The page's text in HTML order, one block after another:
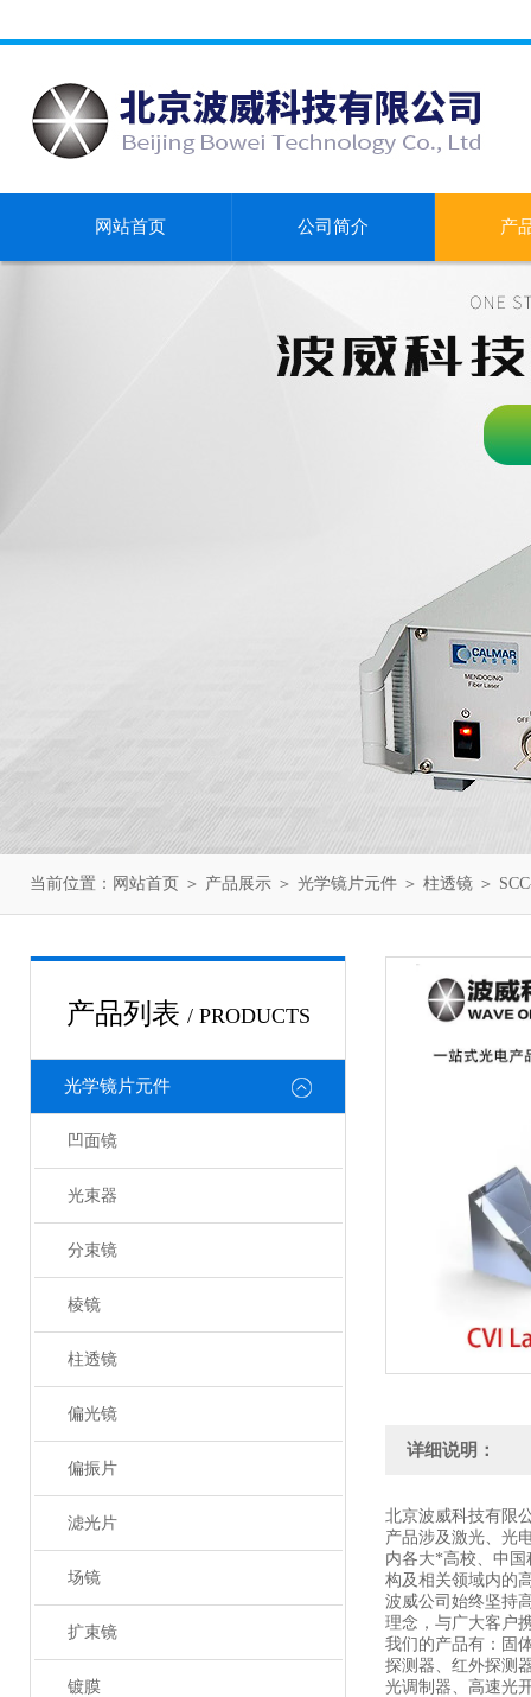
网站首页 公司简介 产
当前位置： 网站首页 ＞ 产品展示 ＞ 光学镜片元件 ＞ 柱透镜 ＞
产品列表 / PRODUCTS
光学镜片元件
凹面镜
光束器
分束镜
棱镜
柱透镜
偏光镜
偏振片
滤光片
场镜
扩束镜
镀膜
详细说明：
北京波威科技有限
产品涉及激光、光
内各大*高校、中
构及相关领域内的
波威公司始终坚持
理念，与广大客户
我们的产品有：固
探测器、红外探测
光调制器、高速光